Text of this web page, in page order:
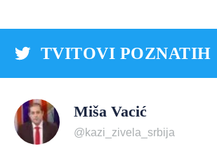
TVITOVI POZNATIH
Miša Vacić
@kazi_zivela_srbija